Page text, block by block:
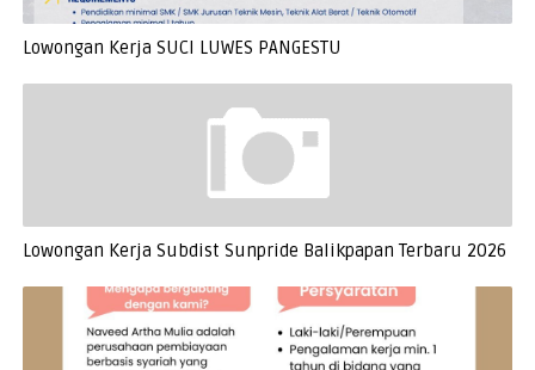
Lowongan Kerja SUCI LUWES PANGESTU
Lowongan Kerja Subdist Sunpride Balikpapan Terbaru 2026